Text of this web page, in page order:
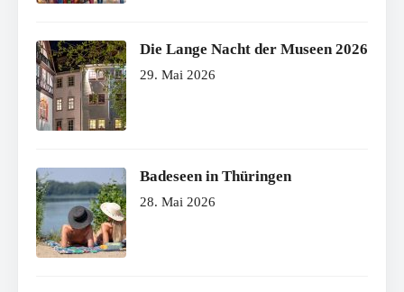
Die Lange Nacht der Museen 2026
29. Mai 2026
Badeseen in Thüringen
28. Mai 2026